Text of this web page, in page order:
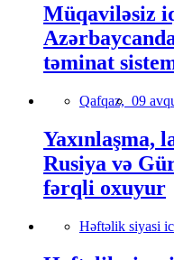
Müqaviləsiz
təminat
Qafqaz, 09
Yaxınlaşma,
Rusiya və
fərqli oxuyur
Həftəlik siyasi